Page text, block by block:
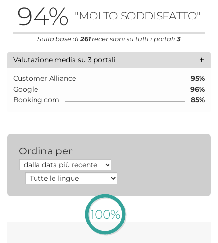
94% "MOLTO SODDISFATTO"
Sulla base di261 recensioni su tutti i portali3
+
Valutazione media su 3 portali
Customer Alliance
95%
Google
96%
Booking.com
85%
Ordina per:
100%